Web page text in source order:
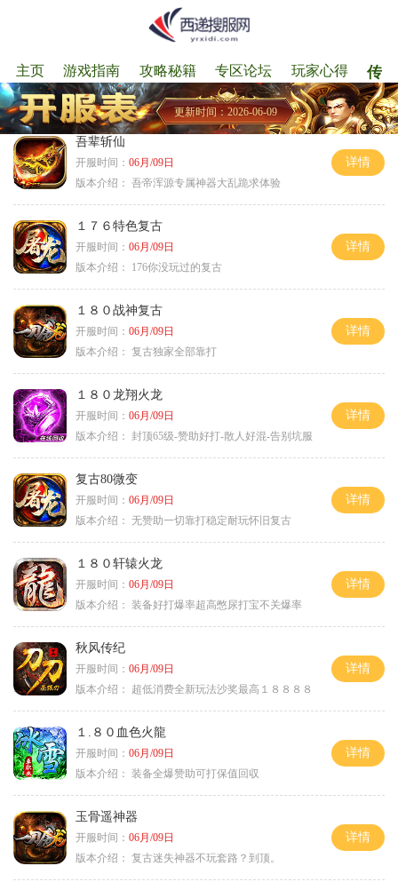
主页 游戏指南 攻略秘籍 专区论坛 玩家心得 传
更新时间：2026-06-09
吾辈斩仙
开服时间： 06月/09日
版本介绍： 吾帝浑源专属神器大乱跪求体验
详情
１７６特色复古
开服时间： 06月/09日
版本介绍：
176你没玩过的复古
详情
１８０战神复古
开服时间： 06月/09日
版本介绍： 复古独家全部靠打
详情
１８０龙翔火龙
开服时间： 06月/09日
版本介绍： 封顶65级-赞助好打-散人好混-告别坑服
详情
复古80微变
开服时间： 06月/09日
版本介绍： 无赞助一切靠打稳定耐玩怀旧复古
详情
１８０轩辕火龙
开服时间： 06月/09日
版本介绍： 装备好打爆率超高憋尿打宝不关爆率
详情
秋风传纪
开服时间： 06月/09日
版本介绍：
超低消费全新玩法沙奖最高１８８８８
详情
１.８０血色火龍
开服时间： 06月/09日
版本介绍： 装备全爆赞助可打保值回収
详情
玉骨遥神器
开服时间： 06月/09日
版本介绍： 复古迷失神器不玩套路？到顶。
详情